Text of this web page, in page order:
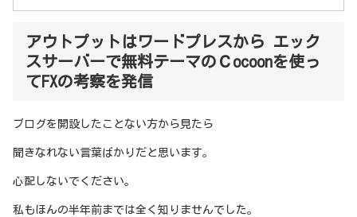
アウトプットはワードプレスから エック
スサーバーで無料テーマのＣocoonを使っ
てFXの考察を発信
ブログを開設したことない方から見たら
聞きなれない言葉ばかりだと思います。
心配しないでください。
私もほんの半年前までは全く知りませんでした。